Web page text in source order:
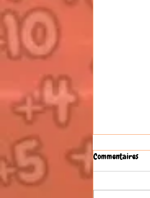
Commentaires